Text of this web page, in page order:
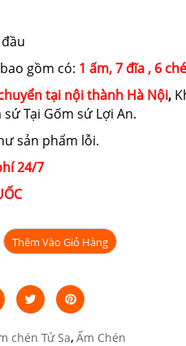
820.000₫.
gồm có: 1 ấm, 7 đĩa , 6
tại nội thành Hà Nội,
Tại Gốm sứ Lợi An.
sản phẩm lỗi.
24/7
Thêm Vào Giỏ Hàng
chén Tử Sa, Ấm Chén